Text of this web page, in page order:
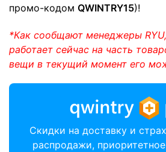
промо-кодом QWINTRY15)!
*Как сообщают менеджеры
работает сейчас на часть
вещи в текущий момент его
Скидки на доставку и
распродажи,